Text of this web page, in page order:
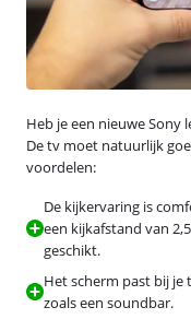
Heb je een nieuwe
De tv moet natuurlijk
voordelen:
De kijkervaring is
een kijkafstand van
geschikt.
Het scherm past bij
zoals een soundbar.